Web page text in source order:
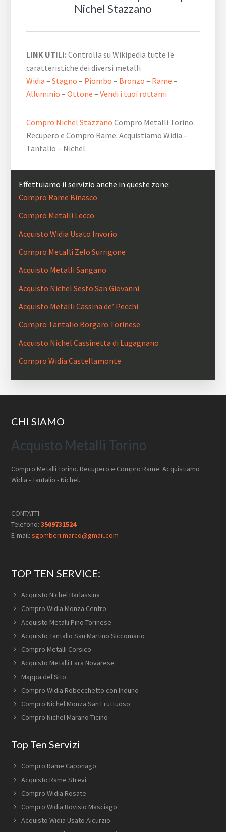
Nichel Stazzano
LINK UTILI:Controlla su Wikipedia tutte le
caratteristiche dei diversi metalli
Widia –Stagno – Piombo – Bronzo – Rame –
Alluminio –Ottone –Vendi i tuoi rottami
Compro Nichel Stazzano Compro Metalli Torino.
Recupero e Compro Rame. Acquistiamo Widia –
Tantalio – Nichel.
Effettuiamo il servizio anche in queste zone:
Compro Rame Binasco
Compro Metalli Lecco
Acquisto Widia Usato Invorio
Compro Metalli Zelo Surrigone
Acquisto Metalli Sangano
Acquisto Nichel Sesto San Giovanni
Acquisto Metalli Cassina de’ Pecchi
Compro Tantalio Borgaro Torinese
Acquisto Nichel Cassinetta di Lugagnano
Compro Widia Castellamonte
Footer
CHI SIAMO
Acquisto Metalli Torino
Compro Metalli Torino. Recupero e Compro Rame. Acquistiamo
Widia - Tantalio - Nichel.
CONTATTI:
Telefono:3509731524
E-mail:sgomberi.marco@gmail.com
TOP TEN SERVICE:
Acquisto Nichel Barlassina
Compro Widia Monza Centro
Acquisto Metalli Pino Torinese
Acquisto Tantalio San Martino Siccomario
Compro Metalli Corsico
Acquisto Metalli Fara Novarese
Mappa del Sito
Compro Widia Robecchetto con Induno
Compro Nichel Monza San Fruttuoso
Compro Nichel Marano Ticino
Top Ten Servizi
Compro Rame Caponago
Acquisto Rame Strevi
Compro Widia Rosate
Compro Widia Bovisio Masciago
Acquisto Widia Usato Aicurzio